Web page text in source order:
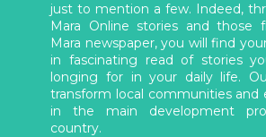
just to mention a few. Indeed,
Mara Online stories and those
Mara newspaper, you will find
in fascinating read of stories
longing for in your daily life.
transform local communities and
in the main development
country.